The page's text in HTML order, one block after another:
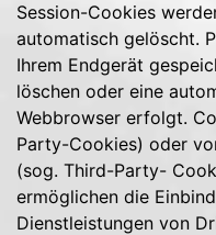
Session-Cookies
automatisch gelöscht.
Ihrem Endgerät
löschen oder eine
Webbrowser erfolgt.
Party-Cookies) oder
(sog. Third-Party-
ermöglichen die
Dienstleistungen von